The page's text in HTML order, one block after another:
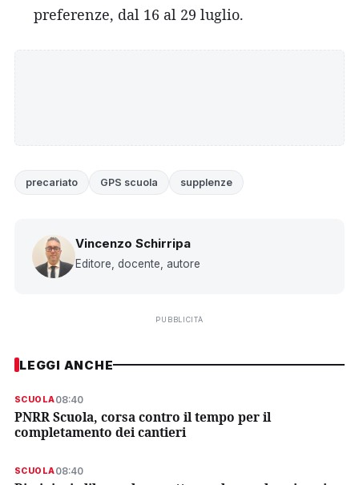
preferenze, dal 16 al 29 luglio.
precariato GPS scuola supplenze
Vincenzo Schirripa
Editore, docente, autore
PUBBLICITÀ
LEGGI ANCHE
SCUOLA08:40
PNRR Scuola, corsa contro il tempo per il
completamento dei cantieri
SCUOLA08:40